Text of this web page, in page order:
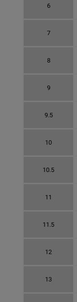
6
7
8
9
9.5
10
10.5
11
11.5
12
13